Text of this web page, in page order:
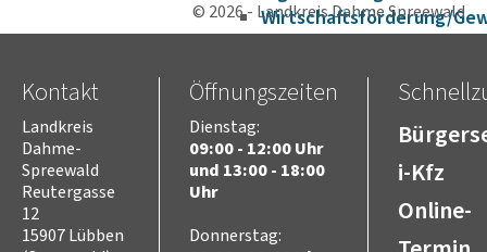
Wirtschaftsförderung/
Strukturwandel
Breitbandausbau
Asyl, Migration und
Integration
Flucht aus der Ukraine
Aufnahme und Wohnen
Sprache
© 2026 - Landkreis Dahme Spreewald
Kontakt
Landkreis
Dahme-
Spreewald
Reutergasse
12
15907 Lübben
Öffnungszeiten
Dienstag:
09:00 - 12:00 Uhr
und 13:00 - 18:00
Uhr
Donnerstag:
i-Kfz
Online-